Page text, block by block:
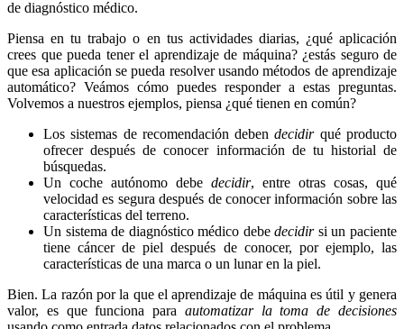
de diagnóstico médico.
Piensa en tu trabajo o en tus actividades diarias, ¿qué aplicación
crees que pueda tener el aprendizaje de máquina? ¿estás seguro de
que esa aplicación se pueda resolver usando métodos de aprendizaje
automático? Veámos cómo puedes responder a estas preguntas.
Volvemos a nuestros ejemplos, piensa ¿qué tienen en común?
Los sistemas de recomendación debendecidirqué producto
ofrecer después de conocer información de tu historial de
búsquedas.
Un coche autónomo debe decidir, entre otras cosas, qué
velocidad es segura después de conocer información sobre las
características del terreno.
Un sistema de diagnóstico médico debedecidirsi un paciente
tiene cáncer de piel después de conocer, por ejemplo, las
características de una marca o un lunar en la piel.
Bien. La razón por la que el aprendizaje de máquina es útil y genera
valor, es que funciona para automatizar la toma de decisiones